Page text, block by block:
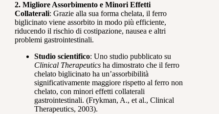
2. Migliore Assorbimento e Minori Effetti
Collaterali: Grazie alla sua forma chelata, il ferro
biglicinato viene assorbito in modo più efficiente,
riducendo il rischio di costipazione, nausea e altri
problemi gastrointestinali.
Studio scientifico: Uno studio pubblicato su
Clinical Therapeuticsha dimostrato che il ferro
chelato biglicinato ha un’assorbibilità
significativamente maggiore rispetto al ferro non
chelato, con minori effetti collaterali
gastrointestinali. (Frykman, A., et al., Clinical
Therapeutics, 2003).